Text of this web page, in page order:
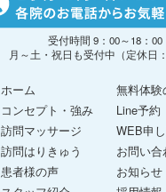
受付時間 9：00～18：00
月～土・祝日も受付中（定休日
ホーム
コンセプト・強み
訪問マッサージ
訪問はりきゅう
患者様の声
無料体験
Line予約
WEB申
お問い合
お知らせ